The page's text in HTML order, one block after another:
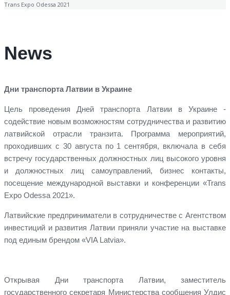
Trans Expo Odessa 2021
News
Дни транспорта Латвии в Украине
Цель проведения Дней транспорта Латвии в Украине -
содействие новым возможностям сотрудничества и развитию
латвийской отрасли транзита. Программа мероприятий,
проходивших с 30 августа по 1 сентября, включала в себя
встречу государственных должностных лиц высокого уровня
и должностных лиц самоуправлений, бизнес контакты,
посещение международной выставки и конференции «Trans
Expo Odessa 2021».
Латвийские предприниматели в сотрудничестве с Агентством
инвестиций и развития Латвии приняли участие на выставке
под единым брендом «VIA Latvia».
Открывая Дни транспорта Латвии, заместитель
государственного секретаря Министерства сообщения Улдис